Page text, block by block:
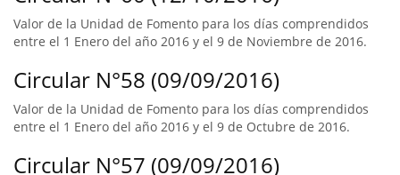
Valor de la Unidad de Fomento para los días comprendidos
entre el 1 Enero del año 2016 y el 9 de Noviembre de 2016.
Circular N°58 (09/09/2016)
Valor de la Unidad de Fomento para los días comprendidos
entre el 1 Enero del año 2016 y el 9 de Octubre de 2016.
Circular N°57 (09/09/2016)